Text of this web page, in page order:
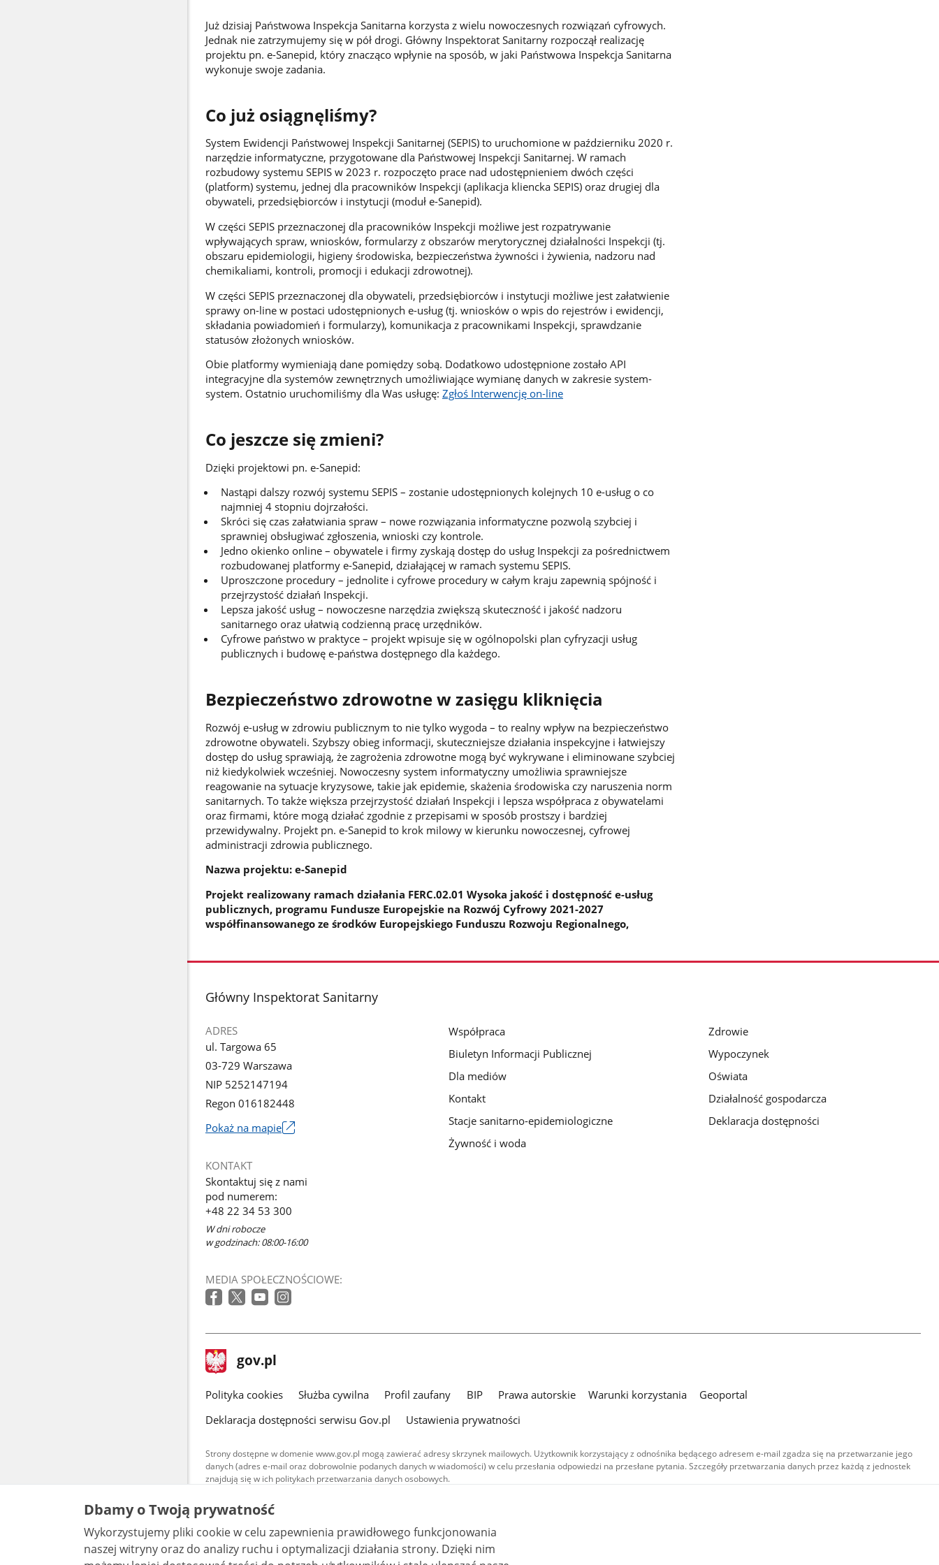
Już dzisiaj Państwowa Inspekcja Sanitarna korzysta z wielu nowoczesnych rozwiązań cyfrowych.
Jednak nie zatrzymujemy się w pół drogi. Główny Inspektorat Sanitarny rozpoczął realizację
projektu pn. e-Sanepid, który znacząco wpłynie na sposób, w jaki Państwowa Inspekcja Sanitarna
wykonuje swoje zadania.
Co już osiągnęliśmy?
System Ewidencji Państwowej Inspekcji Sanitarnej (SEPIS) to uruchomione w październiku 2020 r.
narzędzie informatyczne, przygotowane dla Państwowej Inspekcji Sanitarnej. W ramach
rozbudowy systemu SEPIS w 2023 r. rozpoczęto prace nad udostępnieniem dwóch części
(platform) systemu, jednej dla pracowników Inspekcji (aplikacja kliencka SEPIS) oraz drugiej dla
obywateli, przedsiębiorców i instytucji (moduł e-Sanepid).
W części SEPIS przeznaczonej dla pracowników Inspekcji możliwe jest rozpatrywanie
wpływających spraw, wniosków, formularzy z obszarów merytorycznej działalności Inspekcji (tj.
obszaru epidemiologii, higieny środowiska, bezpieczeństwa żywności i żywienia, nadzoru nad
chemikaliami, kontroli, promocji i edukacji zdrowotnej).
W części SEPIS przeznaczonej dla obywateli, przedsiębiorców i instytucji możliwe jest załatwienie
sprawy on-line w postaci udostępnionych e-usług (tj. wniosków o wpis do rejestrów i ewidencji,
składania powiadomień i formularzy), komunikacja z pracownikami Inspekcji, sprawdzanie
statusów złożonych wniosków.
Obie platformy wymieniają dane pomiędzy sobą. Dodatkowo udostępnione zostało API
integracyjne dla systemów zewnętrznych umożliwiające wymianę danych w zakresie system-
system. Ostatnio uruchomiliśmy dla Was usługę: Zgłoś Interwencję on-line
Co jeszcze się zmieni?
Dzięki projektowi pn. e-Sanepid:
Nastąpi dalszy rozwój systemu SEPIS – zostanie udostępnionych kolejnych 10 e-usług o co
najmniej 4 stopniu dojrzałości.
Skróci się czas załatwiania spraw – nowe rozwiązania informatyczne pozwolą szybciej i
sprawniej obsługiwać zgłoszenia, wnioski czy kontrole.
Jedno okienko online – obywatele i firmy zyskają dostęp do usług Inspekcji za pośrednictwem
rozbudowanej platformy e-Sanepid, działającej w ramach systemu SEPIS.
Uproszczone procedury – jednolite i cyfrowe procedury w całym kraju zapewnią spójność i
przejrzystość działań Inspekcji.
Lepsza jakość usług – nowoczesne narzędzia zwiększą skuteczność i jakość nadzoru
sanitarnego oraz ułatwią codzienną pracę urzędników.
Cyfrowe państwo w praktyce – projekt wpisuje się w ogólnopolski plan cyfryzacji usług
publicznych i budowę e-państwa dostępnego dla każdego.
Bezpieczeństwo zdrowotne w zasięgu kliknięcia
Rozwój e-usług w zdrowiu publicznym to nie tylko wygoda – to realny wpływ na bezpieczeństwo
zdrowotne obywateli. Szybszy obieg informacji, skuteczniejsze działania inspekcyjne i łatwiejszy
dostęp do usług sprawiają, że zagrożenia zdrowotne mogą być wykrywane i eliminowane szybciej
niż kiedykolwiek wcześniej. Nowoczesny system informatyczny umożliwia sprawniejsze
reagowanie na sytuacje kryzysowe, takie jak epidemie, skażenia środowiska czy naruszenia norm
sanitarnych. To także większa przejrzystość działań Inspekcji i lepsza współpraca z obywatelami
oraz firmami, które mogą działać zgodnie z przepisami w sposób prostszy i bardziej
przewidywalny. Projekt pn. e-Sanepid to krok milowy w kierunku nowoczesnej, cyfrowej
administracji zdrowia publicznego.
Nazwa projektu: e-Sanepid
Projekt realizowany ramach działania FERC.02.01 Wysoka jakość i dostępność e-usług
publicznych, programu Fundusze Europejskie na Rozwój Cyfrowy 2021-2027
współfinansowanego ze środków Europejskiego Funduszu Rozwoju Regionalnego,
stopka
Główny Inspektorat Sanitarny
ADRES
ul. Targowa 65
03-729 Warszawa
NIP 5252147194
Regon 016182448
Pokaż na mapie
się
w
nowym
oknie
KONTAKT
Skontaktuj się z nami
pod numerem:
+48 22 34 53 300
W dni robocze
w godzinach: 08:00-16:00
MEDIA SPOŁECZNOŚCIOWE:
Współpraca
Biuletyn Informacji Publicznej
Dla mediów
Kontakt
Stacje sanitarno-epidemiologiczne
Żywność i woda
Zdrowie
Wypoczynek
Oświata
Działalność gospodarcza
Deklaracja dostępności
stopka
gov.pl Strona
gov.pl
gov.pl
Polityka cookies Służba cywilna Profil zaufany BIP Prawa autorskie Warunki korzystania
Geoportal
Deklaracja dostępności serwisu Gov.pl
Ustawienia prywatności
Strony dostępne w domenie www.gov.pl mogą zawierać adresy skrzynek mailowych. Użytkownik korzystający z odnośnika będącego adresem e-mail zgadza się na przetwarzanie jego
danych (adres e-mail oraz dobrowolnie podanych danych w wiadomości) w celu przesłania odpowiedzi na przesłane pytania. Szczegóły przetwarzania danych przez każdą z jednostek
znajdują się w ich politykach przetwarzania danych osobowych.
Treści tekstowe publikowane w serwisie (z wyłączeniem treści audiowizualnych), są
udostępniane na licencji typu Creative Commons: uznanie autorstwa - na tych samych
warunkach 4.0 (CC BY-SA 4.0). Materiały audiowizualne, w tym zdjęcia, materiały audio i wideo,
są udostępniane na licencji typu Creative Commons: uznanie autorstwa użycie niekomercyjne -
bez utworów zależnych 4.0 (CC BY-NC-ND 4.0), o ile nie jest to stwierdzone inaczej.
Dbamy o Twoją prywatność
Wykorzystujemy pliki cookie w celu zapewnienia prawidłowego funkcjonowania
naszej witryny oraz do analizy ruchu i optymalizacji działania strony. Dzięki nim